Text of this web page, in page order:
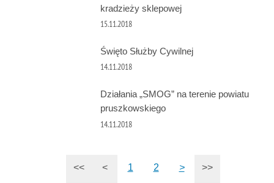
kradzieży sklepowej
15.11.2018
Święto Służby Cywilnej
14.11.2018
Działania „SMOG” na terenie powiatu
pruszkowskiego
14.11.2018
<< < 1 2 > >>